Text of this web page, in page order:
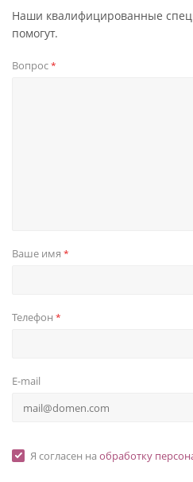
Наши квалифицированные
помогут.
Вопрос*
Ваше имя *
Телефон *
E-mail
Я согласен на обработку